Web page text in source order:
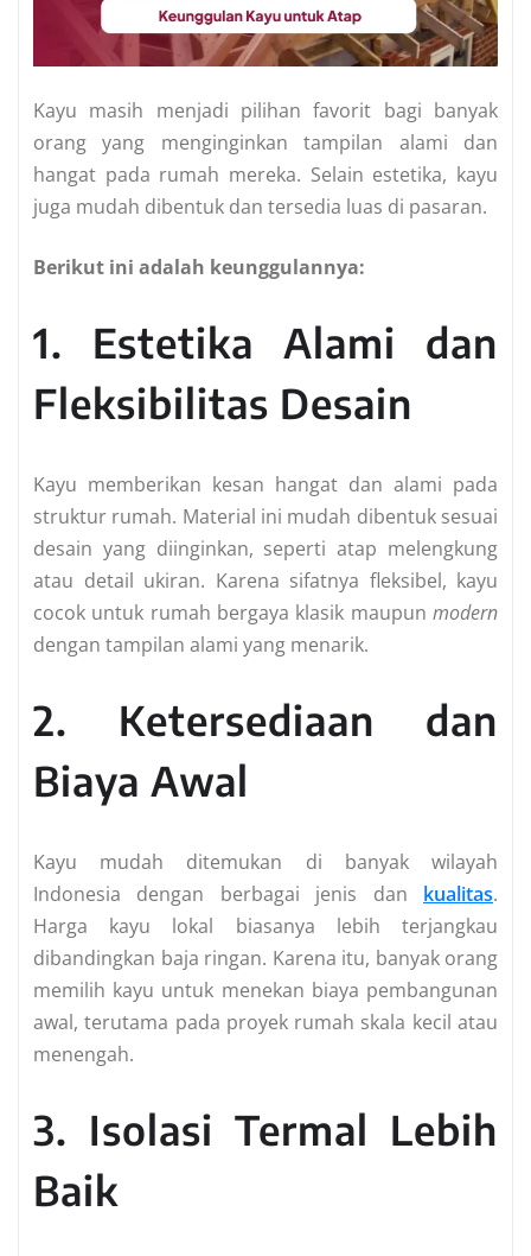
Kayu masih menjadi pilihan favorit bagi banyak
orang yang menginginkan tampilan alami dan
hangat pada rumah mereka. Selain estetika, kayu
juga mudah dibentuk dan tersedia luas di pasaran.
Berikut ini adalah keunggulannya:
1. Estetika Alami dan
Fleksibilitas Desain
Kayu memberikan kesan hangat dan alami pada
struktur rumah. Material ini mudah dibentuk sesuai
desain yang diinginkan, seperti atap melengkung
atau detail ukiran. Karena sifatnya fleksibel, kayu
cocok untuk rumah bergaya klasik maupun modern
dengan tampilan alami yang menarik.
2. Ketersediaan dan
Biaya Awal
Kayu mudah ditemukan di banyak wilayah
Indonesia dengan berbagai jenis dan kualitas.
Harga kayu lokal biasanya lebih terjangkau
dibandingkan baja ringan. Karena itu, banyak orang
memilih kayu untuk menekan biaya pembangunan
awal, terutama pada proyek rumah skala kecil atau
menengah.
3. Isolasi Termal Lebih
Baik